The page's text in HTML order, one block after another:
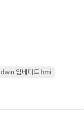
dwin 임베디드 hmi